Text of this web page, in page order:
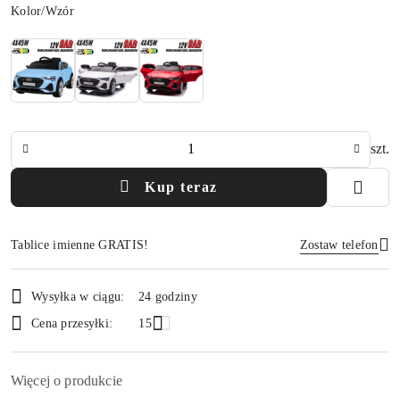
Wariant
Kolor/Wzór
szt.
Kup teraz
Tablice imienne GRATIS! Zostaw telefon
i
dostawa
Wysyłka w ciągu:
24 godziny
Cena przesyłki:
15
Więcej o produkcie